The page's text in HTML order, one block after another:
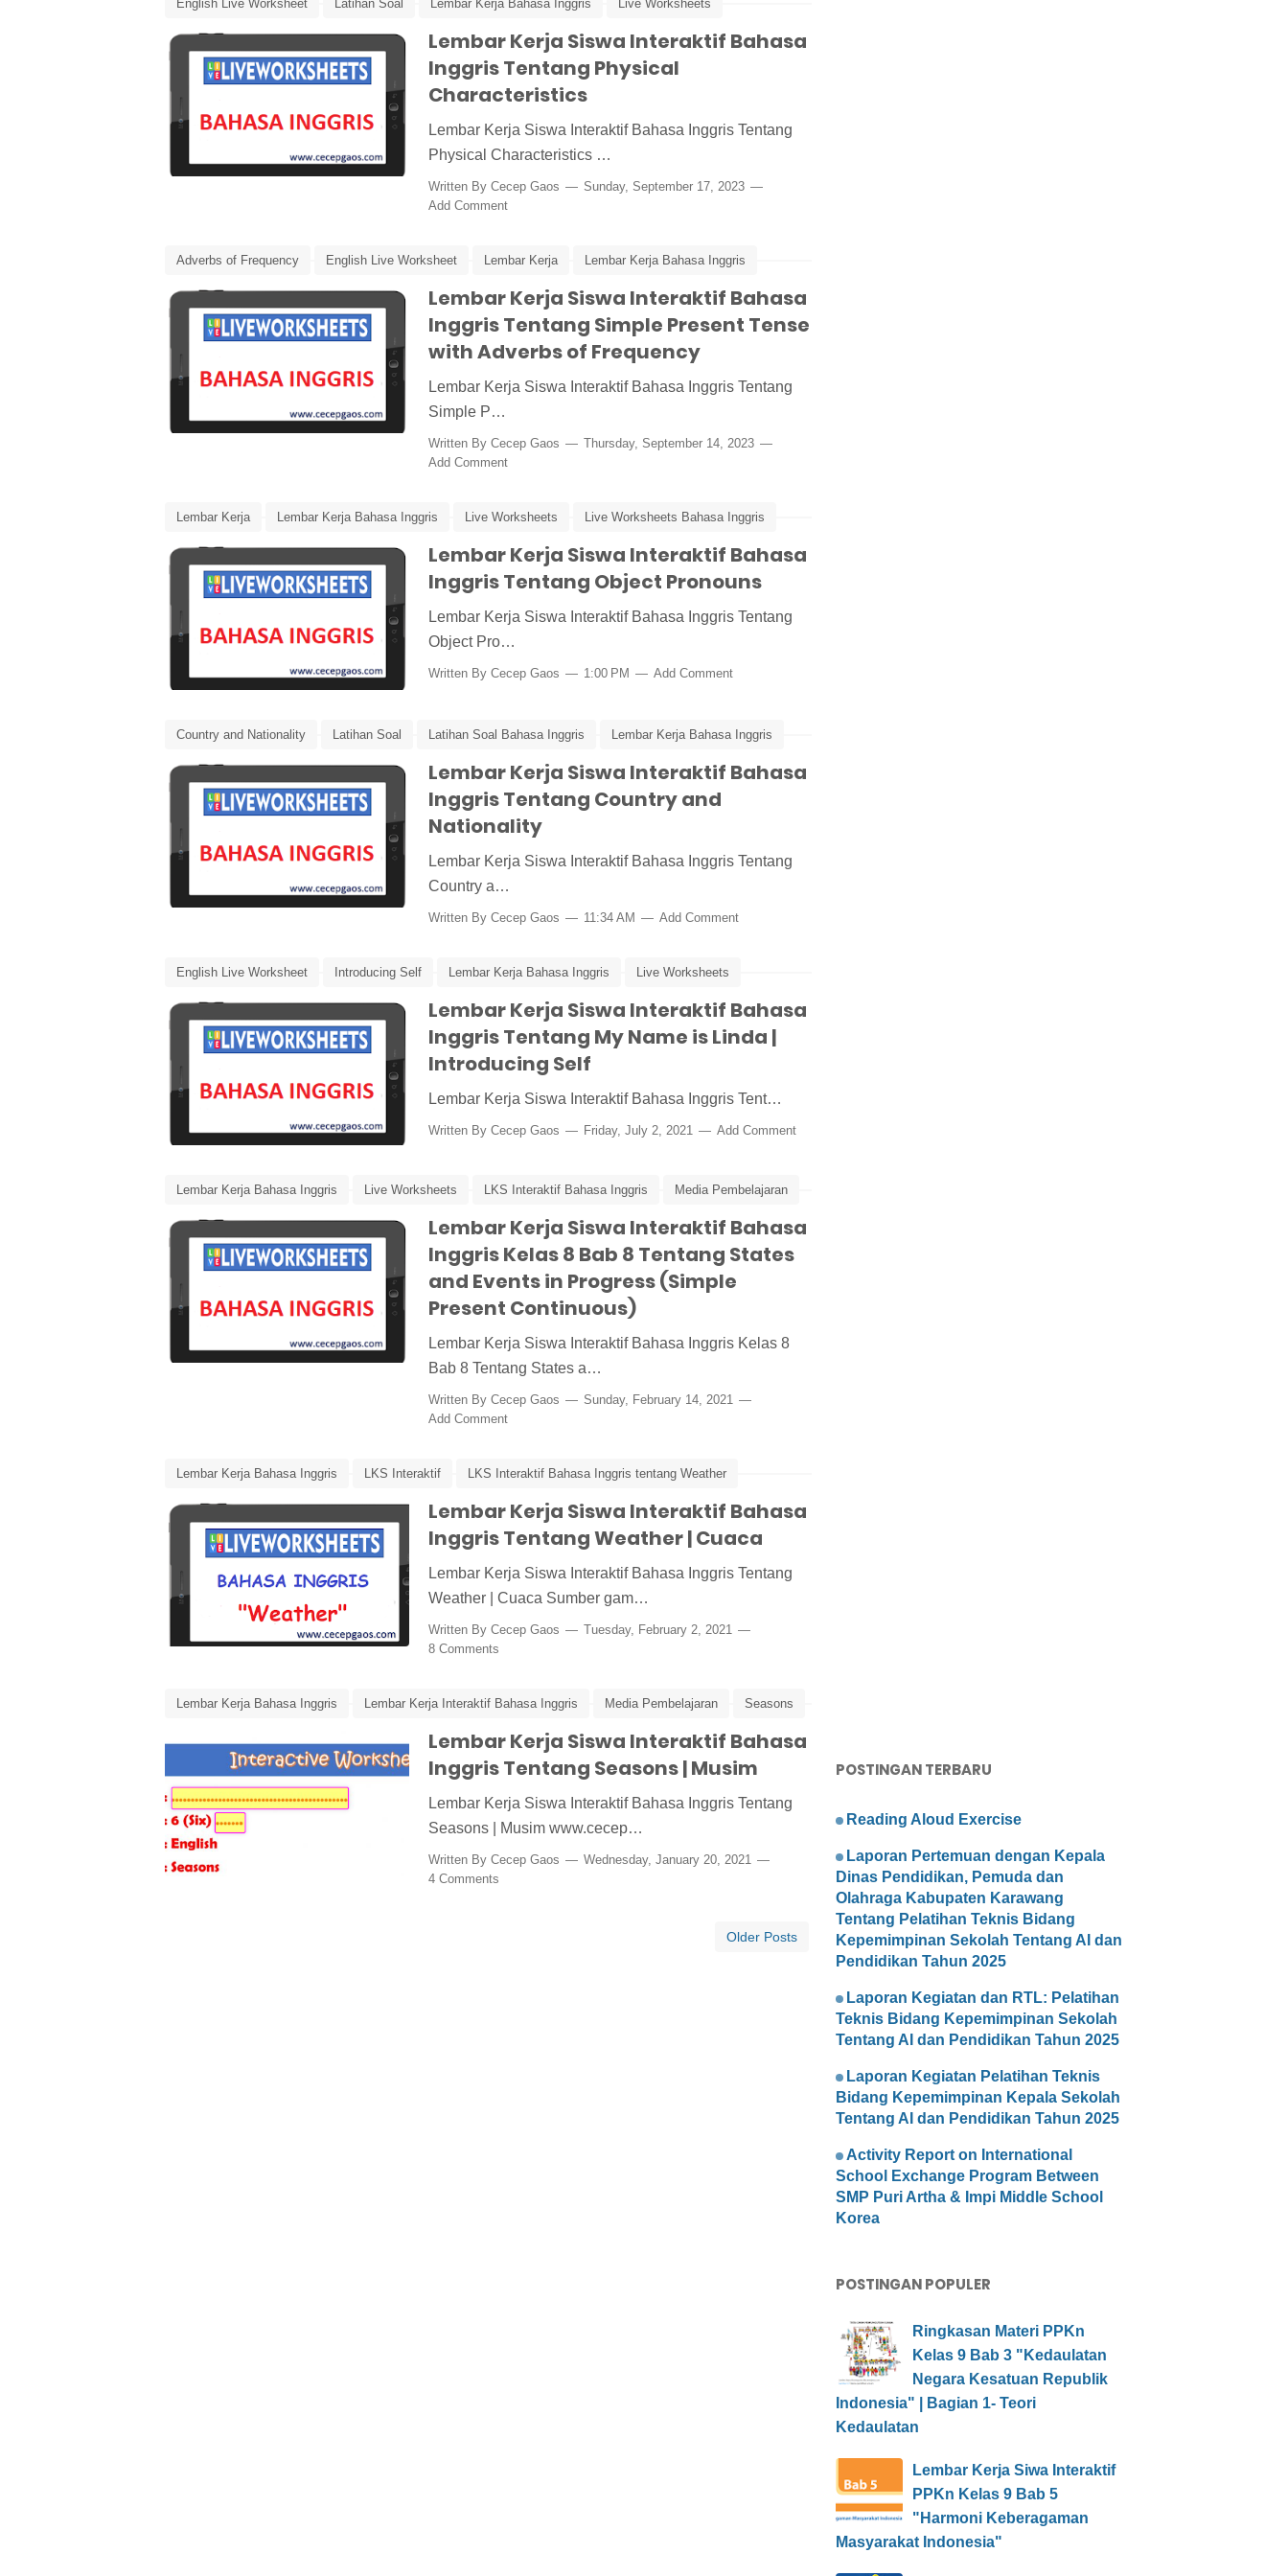
English Live Worksheet Latihan Soal Lembar Kerja Bahasa Inggris Live Worksheets
Physical Characteristics
Lembar Kerja Siswa Interaktif Bahasa
Inggris Tentang Physical
Characteristics
Lembar Kerja Siswa Interaktif Bahasa Inggris Tentang
Physical Characteristics …
Written By Cecep Gaos
Sunday, September 17, 2023
Add Comment
Adverbs of Frequency English Live Worksheet Lembar Kerja Lembar Kerja Bahasa Inggris
Live Worksheets Simple Present Tense
Lembar Kerja Siswa Interaktif Bahasa
Inggris Tentang Simple Present Tense
with Adverbs of Frequency
Lembar Kerja Siswa Interaktif Bahasa Inggris Tentang
Simple P…
Written By Cecep Gaos
Thursday, September 14, 2023
Add Comment
Lembar Kerja Lembar Kerja Bahasa Inggris Live Worksheets Live Worksheets Bahasa Inggris
Object Pronoun
Lembar Kerja Siswa Interaktif Bahasa
Inggris Tentang Object Pronouns
Lembar Kerja Siswa Interaktif Bahasa Inggris Tentang
Object Pro…
Written By Cecep Gaos 1:00 PM Add Comment
Country and Nationality Latihan Soal Latihan Soal Bahasa Inggris Lembar Kerja Bahasa Inggris
Live Worksheets Bahasa Inggris
Lembar Kerja Siswa Interaktif Bahasa
Inggris Tentang Country and
Nationality
Lembar Kerja Siswa Interaktif Bahasa Inggris Tentang
Country a…
Written By Cecep Gaos 11:34 AM Add Comment
English Live Worksheet Introducing Self Lembar Kerja Bahasa Inggris Live Worksheets
LKS Interaktif Bahasa Inggris Media Pembelajaran Online My Name is Linda
Lembar Kerja Siswa Interaktif Bahasa
Inggris Tentang My Name is Linda |
Introducing Self
Lembar Kerja Siswa Interaktif Bahasa Inggris Tent…
Written By Cecep Gaos Friday, July 2, 2021 Add Comment
Lembar Kerja Bahasa Inggris Live Worksheets LKS Interaktif Bahasa Inggris Media Pembelajaran
Simple Present Continuous
Lembar Kerja Siswa Interaktif Bahasa
Inggris Kelas 8 Bab 8 Tentang States
and Events in Progress (Simple
Present Continuous)
Lembar Kerja Siswa Interaktif Bahasa Inggris Kelas 8
Bab 8 Tentang States a…
Written By Cecep Gaos
Sunday, February 14, 2021
Add Comment
Lembar Kerja Bahasa Inggris LKS Interaktif LKS Interaktif Bahasa Inggris tentang Weather
Media Pembelajaran
Lembar Kerja Siswa Interaktif Bahasa
Inggris Tentang Weather | Cuaca
Lembar Kerja Siswa Interaktif Bahasa Inggris Tentang
Weather | Cuaca Sumber gam…
Written By Cecep Gaos
Tuesday, February 2, 2021
8 Comments
Lembar Kerja Bahasa Inggris Lembar Kerja Interaktif Bahasa Inggris Media Pembelajaran Seasons
Lembar Kerja Siswa Interaktif Bahasa
Inggris Tentang Seasons | Musim
Lembar Kerja Siswa Interaktif Bahasa Inggris Tentang
Seasons | Musim www.cecep…
Written By Cecep Gaos
Wednesday, January 20, 2021
4 Comments
Older Posts
POSTINGAN TERBARU
Reading Aloud Exercise
Laporan Pertemuan dengan Kepala
Dinas Pendidikan, Pemuda dan
Olahraga Kabupaten Karawang
Tentang Pelatihan Teknis Bidang
Kepemimpinan Sekolah Tentang AI dan
Pendidikan Tahun 2025
Laporan Kegiatan dan RTL: Pelatihan
Teknis Bidang Kepemimpinan Sekolah
Tentang AI dan Pendidikan Tahun 2025
Laporan Kegiatan Pelatihan Teknis
Bidang Kepemimpinan Kepala Sekolah
Tentang AI dan Pendidikan Tahun 2025
Activity Report on International
School Exchange Program Between
SMP Puri Artha & Impi Middle School
Korea
POSTINGAN POPULER
Ringkasan Materi PPKn
Kelas 9 Bab 3 "Kedaulatan
Negara Kesatuan Republik
Indonesia" | Bagian 1- Teori
Kedaulatan
Lembar Kerja Siwa Interaktif
PPKn Kelas 9 Bab 5
"Harmoni Keberagaman
Masyarakat Indonesia"